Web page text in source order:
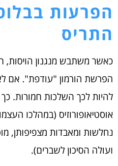
הפרעות
התריס
כאשר משתבש מנגנון
הפרשת הורמון "עודפת". אם
להיות לכך השלכות חמורות.
אוסטיאופורוזיס (במהלכו
נחלשות ומאבדות מצפיפותן,
ועולה הסיכון לשברים).